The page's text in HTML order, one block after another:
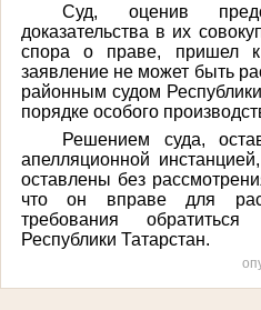
Суд, оценив
доказательства в их
спора о праве, пришел
заявление не может быть
районным судом
порядке особого
Решением суда,
апелляционной
оставлены без
что он вправе для
требования
Республики Татарстан.